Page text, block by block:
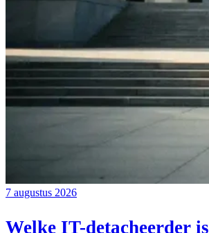
7 augustus 2026
Welke IT-detacheerder is